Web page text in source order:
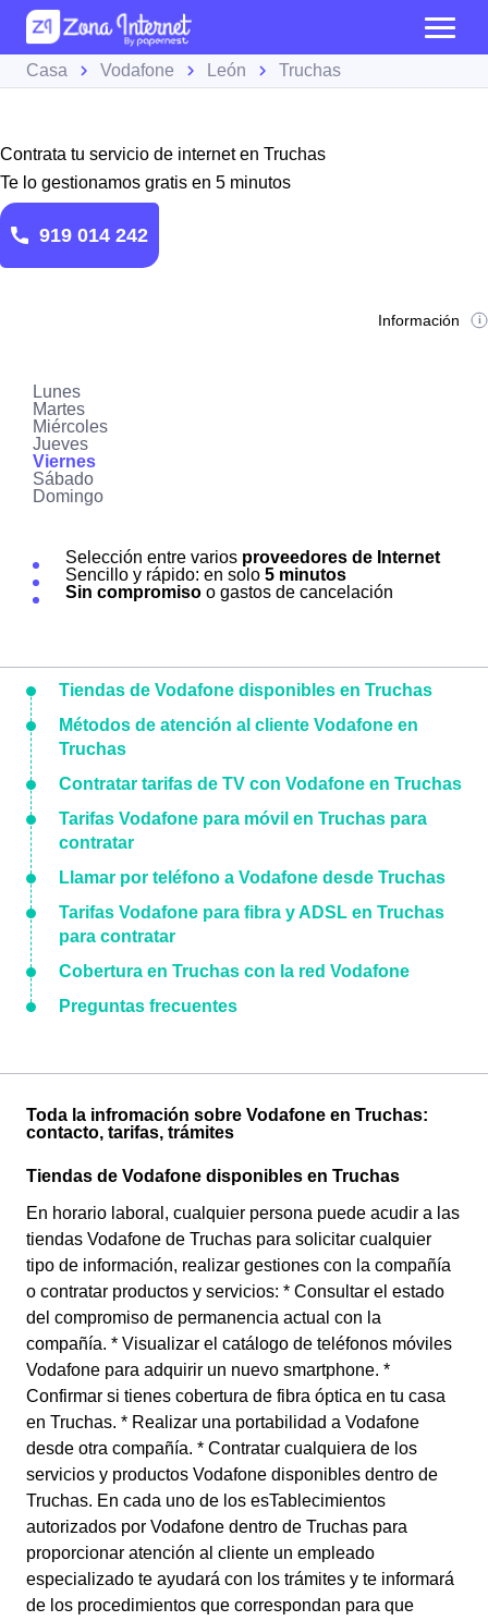
Casa Vodafone León Truchas
Contrata tu servicio de internet en Truchas
Te lo gestionamos gratis en 5 minutos
919 014 242
Información
Lunes
Martes
Miércoles
Jueves
Viernes
Sábado
Domingo
Selección entre varios proveedores de Internet
Sencillo y rápido: en solo 5 minutos
Sin compromiso o gastos de cancelación
Tiendas de Vodafone disponibles en Truchas
Métodos de atención al cliente Vodafone en
Truchas
Contratar tarifas de TV con Vodafone en Truchas
Tarifas Vodafone para móvil en Truchas para
contratar
Llamar por teléfono a Vodafone desde Truchas
Tarifas Vodafone para fibra y ADSL en Truchas
para contratar
Cobertura en Truchas con la red Vodafone
Preguntas frecuentes
Toda la infromación sobre Vodafone en Truchas:
contacto, tarifas, trámites
Tiendas de Vodafone disponibles en Truchas
En horario laboral, cualquier persona puede acudir a las
tiendas Vodafone de Truchas para solicitar cualquier
tipo de información, realizar gestiones con la compañía
o contratar productos y servicios: * Consultar el estado
del compromiso de permanencia actual con la
compañía. * Visualizar el catálogo de teléfonos móviles
Vodafone para adquirir un nuevo smartphone. *
Confirmar si tienes cobertura de fibra óptica en tu casa
en Truchas. * Realizar una portabilidad a Vodafone
desde otra compañía. * Contratar cualquiera de los
servicios y productos Vodafone disponibles dentro de
Truchas. En cada uno de los esTablecimientos
autorizados por Vodafone dentro de Truchas para
proporcionar atención al cliente un empleado
especializado te ayudará con los trámites y te informará
de los procedimientos que correspondan para que